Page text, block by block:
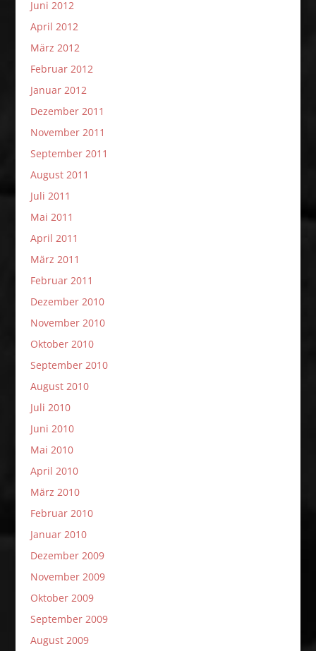
Juni 2012
April 2012
März 2012
Februar 2012
Januar 2012
Dezember 2011
November 2011
September 2011
August 2011
Juli 2011
Mai 2011
April 2011
März 2011
Februar 2011
Dezember 2010
November 2010
Oktober 2010
September 2010
August 2010
Juli 2010
Juni 2010
Mai 2010
April 2010
März 2010
Februar 2010
Januar 2010
Dezember 2009
November 2009
Oktober 2009
September 2009
August 2009